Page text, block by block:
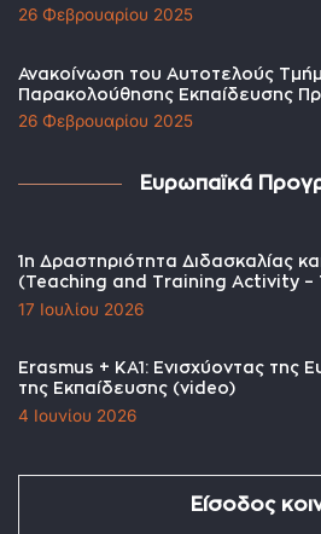
26 Φεβρουαρίου 2025
Ανακοίνωση του Αυτοτελούς
Παρακολούθησης Εκπαίδευσης
26 Φεβρουαρίου 2025
Ευρωπαϊκά
1η Δραστηριότητα Διδασκαλίας
(Teaching and Training Activity –
17 Ιουλίου 2026
Erasmus + KA1: Ενισχύοντας της
της Εκπαίδευσης (video)
4 Ιουνίου 2026
Είσοδος